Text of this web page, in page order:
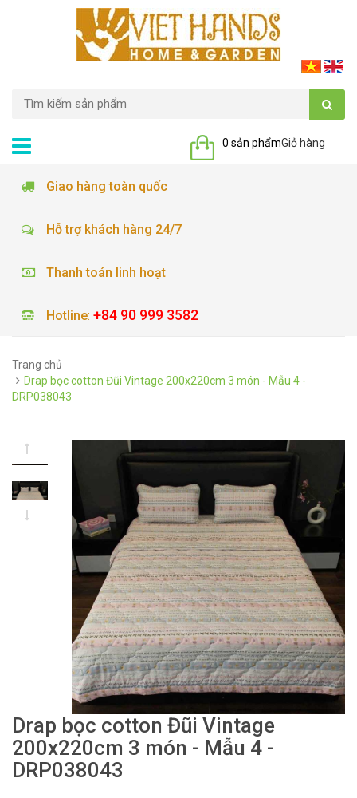
Giỏ hàng
0 sản phẩm
Giao hàng toàn quốc
Hỗ trợ khách hàng 24/7
Thanh toán linh hoạt
Hotline: +84 90 999 3582
Trang chủ
Drap bọc cotton Đũi Vintage 200x220cm 3 món - Mẫu 4 -
DRP038043
Drap bọc cotton Đũi Vintage
200x220cm 3 món - Mẫu 4 -
DRP038043